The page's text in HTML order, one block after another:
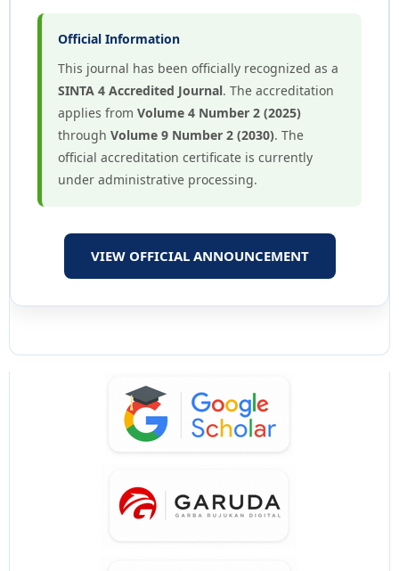
Official Information
This journal has been officially recognized as a
SINTA 4 Accredited Journal. The accreditation
applies from Volume 4 Number 2 (2025)
through Volume 9 Number 2 (2030). The
official accreditation certificate is currently
under administrative processing.
VIEW OFFICIAL ANNOUNCEMENT